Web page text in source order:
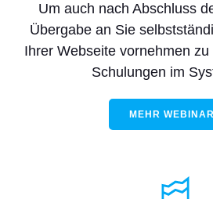
Um auch nach Abschluss
Übergabe an Sie
Ihrer Webseite vornehmen
Schulungen im
MEHR